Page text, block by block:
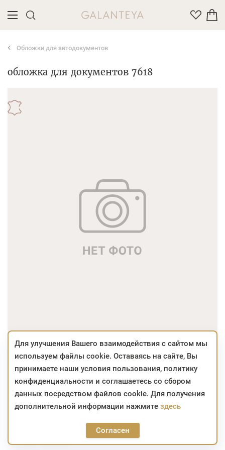
Введите название или артикул товара
Обложки для автодокументов
обложка для документов 7618
Отсутствует
Цвет:
Для улучшения Вашего взаимодействия с сайтом мы
используем файлы cookie. Оставаясь на сайте, Вы
принимаете наши условия пользования, политику
конфиденциальности и соглашаетесь со сбором
данных посредством файлов cookie. Для получения
дополнительной информации нажмите здесь
Согласен